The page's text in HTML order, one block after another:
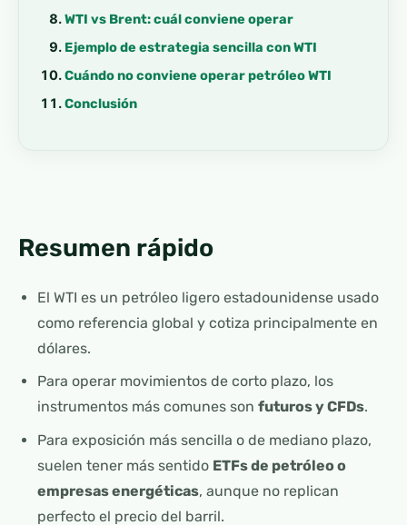
WTI vs Brent: cuál conviene operar
Ejemplo de estrategia sencilla con WTI
Cuándo no conviene operar petróleo WTI
Conclusión
Resumen rápido
El WTI es un petróleo ligero estadounidense usado
como referencia global y cotiza principalmente en
dólares.
Para operar movimientos de corto plazo, los
instrumentos más comunes son futuros y CFDs.
Para exposición más sencilla o de mediano plazo,
suelen tener más sentido ETFs de petróleo o
empresas energéticas, aunque no replican
perfecto el precio del barril.